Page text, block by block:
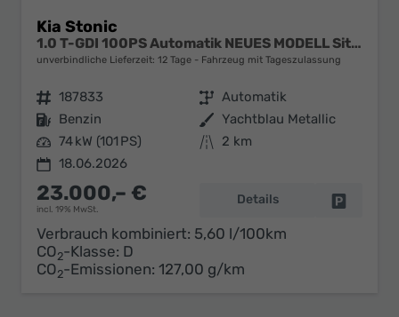
Kia Stonic
1.0 T-GDI 100PS Automatik NEUES MODELL Sitzheizung Lenkradheizung PDC v+h Rückf.Kamera Klima Bluetooth Touchscreen Apple CarPlay Android Auto Tempomat
unverbindliche Lieferzeit: 12 Tage Fahrzeug mit Tageszulassung
Fahrzeugnr. 187833 Getriebe Automatik
Kraftstoff Benzin Außenfarbe Yachtblau Metallic
Leistung 74 kW (101 PS) Kilometerstand
2 km
18.06.2026
23.000,– €
incl. 19% MwSt.
Details
Verbrauch kombiniert: 5,60 l/100km
CO2-Klasse: D
CO2-Emissionen: 127,00 g/km